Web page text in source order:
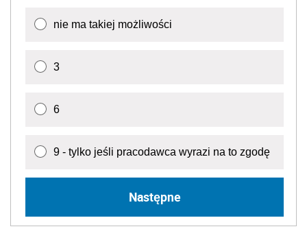
nie ma takiej możliwości
3
6
9 - tylko jeśli pracodawca wyrazi na to zgodę
Następne